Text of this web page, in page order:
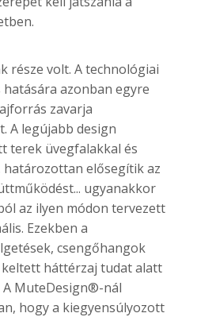
része volt. A technológiai
azonban egyre
zavarja
A legújabb design
terek üvegfalakkal és
határozottan elősegítik az
ugyanakkor
az ilyen módon tervezett
Ezekben a
csengőhangok
háttérzaj tudat alatt
MuteDesign®-nál
hogy a kiegyensúlyozott